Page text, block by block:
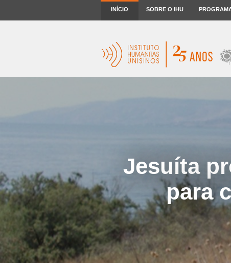
INÍCIO SOBRE O IHU
Jesuíta
para